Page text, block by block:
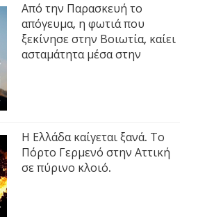
Από την Παρασκευή το
απόγευμα, η φωτιά που
ξεκίνησε στην Βοιωτία, καίει
ασταμάτητα μέσα στην
Η Ελλάδα καίγεται ξανά. Το
Πόρτο Γερμενό στην Αττική
σε πύρινο κλοιό.